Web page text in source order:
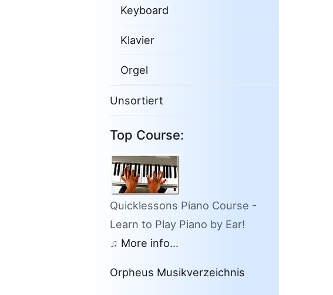
Keyboard
Klavier
Orgel
Unsortiert
Top Course:
Quicklessons Piano Course -
Learn to Play Piano by Ear!
♫ More info...
Orpheus Musikverzeichnis